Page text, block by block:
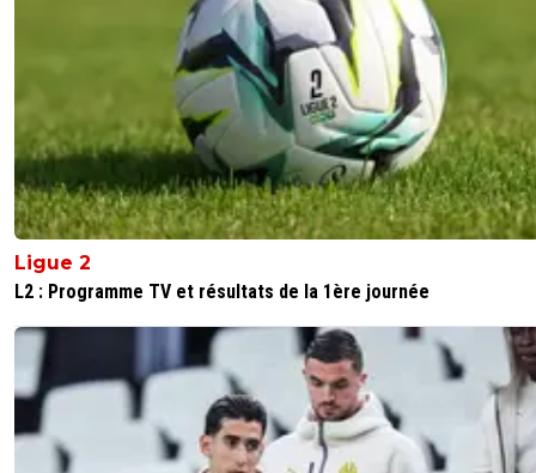
Ligue 2
L2 : Programme TV et résultats de la 1ère journée